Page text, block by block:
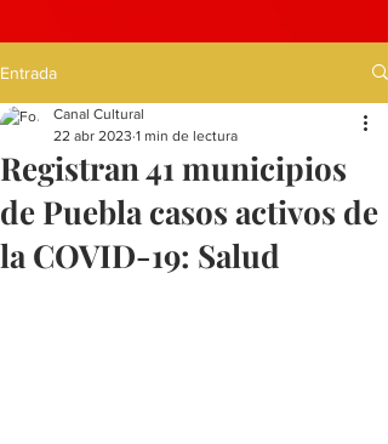
Entrada
Registran 41 municipios
de Puebla casos activos de
la COVID-19: Salud
Canal Cultural
22 abr 2023 1 min de lectura